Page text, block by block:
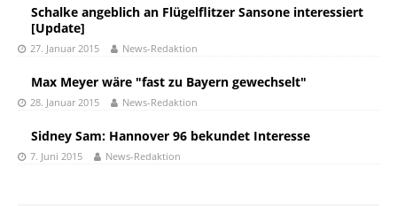
Schalke angeblich an Flügelflitzer Sansone interessiert
[Update]
27. Januar 2015 News-Redaktion
Max Meyer wäre "fast zu Bayern gewechselt"
28. Januar 2015 News-Redaktion
Sidney Sam: Hannover 96 bekundet Interesse
7. Juni 2015 News-Redaktion